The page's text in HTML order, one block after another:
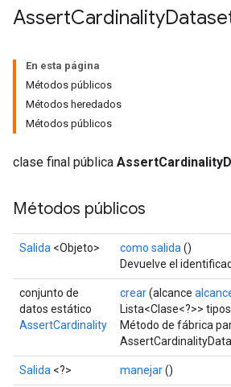
AssertCardinality
En esta página
Métodos públicos
Métodos heredados
Métodos públicos
clase final pública
Métodos públicos
Salida <Objeto> como salida ()
Devuelve el
conjunto de
datos estático
AssertCardinality
crear(alcance
Lista<Clase<?>>
Método de fábrica
Salida <?> manejar()